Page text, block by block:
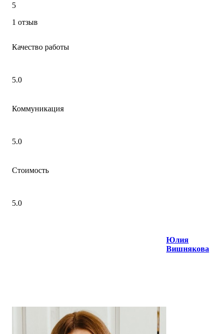
5
1 отзыв
Качество работы
5.0
Коммуникация
5.0
Стоимость
5.0
Юлия
Вишнякова